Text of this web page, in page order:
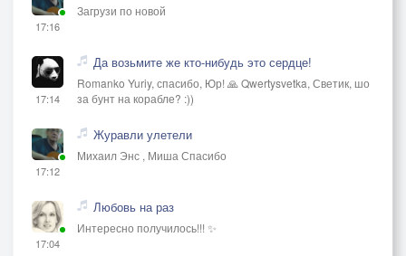
17:16
Загрузи по новой
17:14
Да возьмите же кто-нибудь это сердце!
Romanko Yuriy, спасибо, Юр! 🙏 Qwertysvetka, Светик, шо
за бунт на корабле? :))
17:12
Журавли улетели
Михаил Энс , Миша Спасибо
17:04
Любовь на раз
Интересно получилось!!! ✨